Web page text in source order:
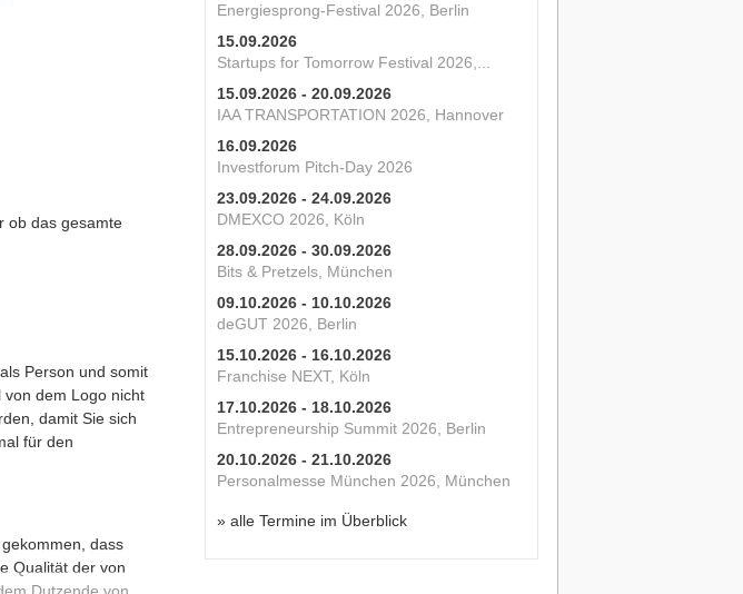
Energiesprong-Festival 2026, Berlin
15.09.2026
Startups for Tomorrow Festival 2026,...
15.09.2026 - 20.09.2026
IAA TRANSPORTATION 2026, Hannover
16.09.2026
Investforum Pitch-Day 2026
23.09.2026 - 24.09.2026
DMEXCO 2026, Köln
28.09.2026 - 30.09.2026
Bits & Pretzels, München
09.10.2026 - 10.10.2026
deGUT 2026, Berlin
15.10.2026 - 16.10.2026
Franchise NEXT, Köln
17.10.2026 - 18.10.2026
Entrepreneurship Summit 2026, Berlin
20.10.2026 - 21.10.2026
Personalmesse München 2026, München
» alle Termine im Überblick
ob das gesamte
Person und somit
von dem Logo nicht
damit Sie sich
für den
dass
Qualität der von